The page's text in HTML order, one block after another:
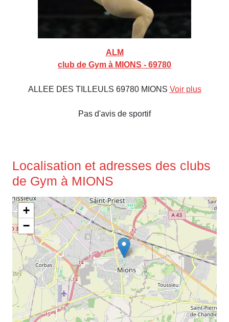
ALM
club de Gym à MIONS - 69780
ALLEE DES TILLEULS 69780 MIONS Voir plus
Pas d'avis de sportif
Localisation et adresses des clubs
de Gym à MIONS
+
−